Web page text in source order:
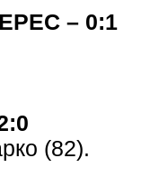
– 0:1
(82).